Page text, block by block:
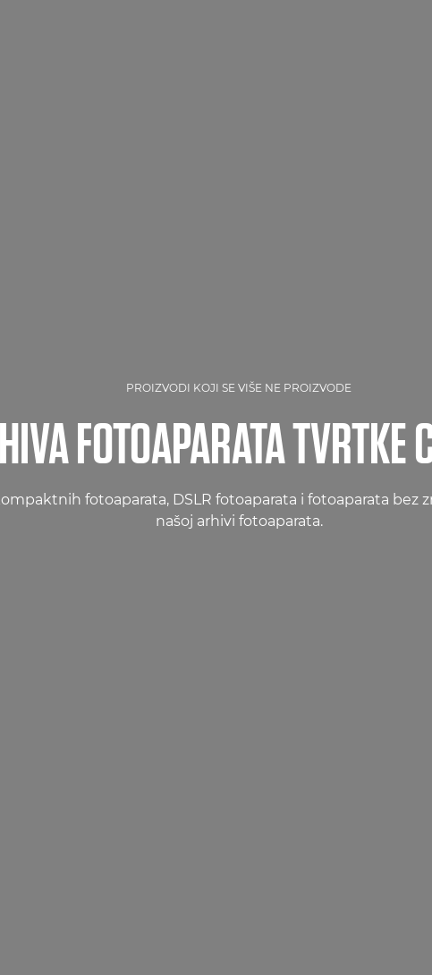
PROIZVODI KOJI SE VIŠE NE PROIZVODE
FOTOAPARATA TVRTKE
fotoaparata, DSLR fotoaparata i fotoaparata bez
našoj arhivi fotoaparata.